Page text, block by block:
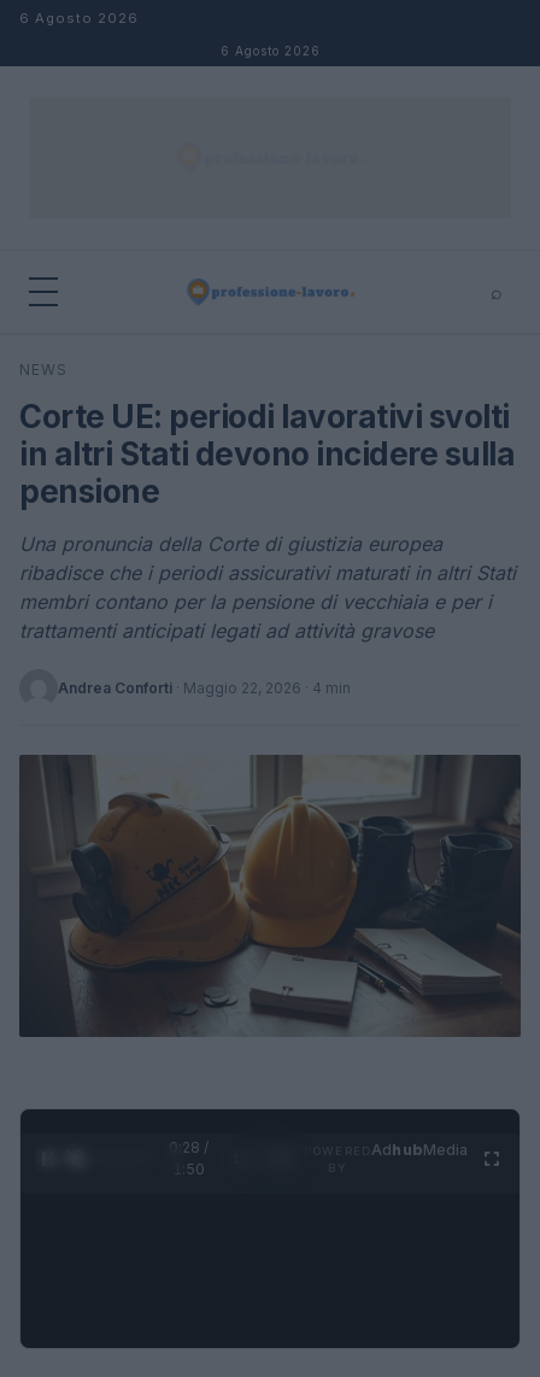
Salta al contenuto
6 Agosto 2026
6 Agosto 2026
⌕
Cerca
NEWS
Corte UE: periodi lavorativi svolti
in altri Stati devono incidere sulla
pensione
Una pronuncia della Corte di giustizia europea
ribadisce che i periodi assicurativi maturati in altri Stati
membri contano per la pensione di vecchiaia e per i
trattamenti anticipati legati ad attività gravose
Andrea Conforti · Maggio 22, 2026 · 4 min
0:29 /
1:50
AdhubMedia